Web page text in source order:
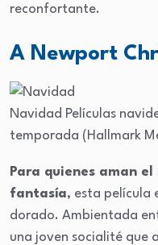
reconfortante.
A Newport
Navidad Películas
temporada (Hallmark
Para quienes aman el
fantasía, esta película
dorado. Ambientada
una joven socialité que